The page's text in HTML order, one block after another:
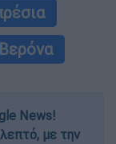
News!
με την